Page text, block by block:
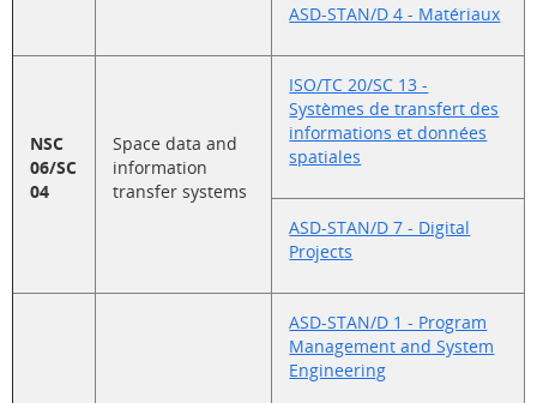
ASD-STAN/D 4 - Matériaux
NSC
06/SC
04
Space data and
information
transfer systems
ISO/TC 20/SC 13 -
Systèmes de transfert des
informations et données
spatiales
ASD-STAN/D 7 - Digital
Projects
ASD-STAN/D 1 - Program
Management and System
Engineering